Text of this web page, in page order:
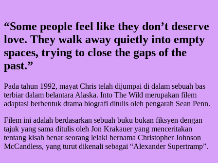
“Some people feel like they don’t deserve
love. They walk away quietly into empty
spaces, trying to close the gaps of the
past.”
Pada tahun 1992, mayat Chris telah dijumpai di dalam sebuah bas
terbiar dalam belantara Alaska. Into The Wild merupakan filem
adaptasi berbentuk drama biografi ditulis oleh pengarah Sean Penn.
Filem ini adalah berdasarkan sebuah buku bukan fiksyen dengan
tajuk yang sama ditulis oleh Jon Krakauer yang menceritakan
tentang kisah benar seorang lelaki bernama Christopher Johnson
McCandless, yang turut dikenali sebagai “Alexander Supertramp”.